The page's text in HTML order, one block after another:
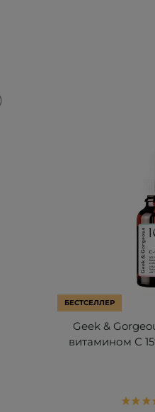
БЕСТСЕЛЛЕР
Geek &
витамином С